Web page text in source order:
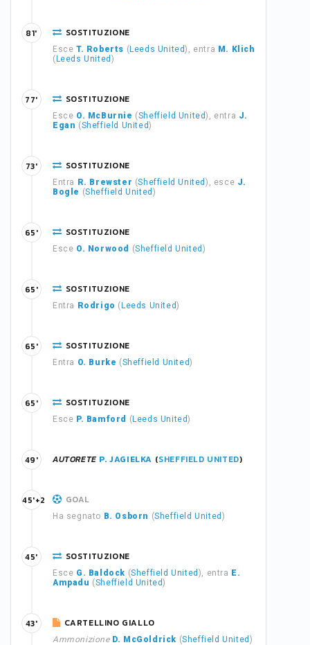
SOSTITUZIONE
Esce T. Roberts ( Leeds United), entra M. Klich
( Leeds United )
81'
SOSTITUZIONE
Esce O. McBurnie (Sheffield United), entra J.
Egan (Sheffield United)
77'
SOSTITUZIONE
Entra R. Brewster (Sheffield United), esce J.
Bogle (Sheffield United )
73'
SOSTITUZIONE
Esce O. Norwood (Sheffield United )
65'
SOSTITUZIONE
Entra Rodrigo ( Leeds United)
65'
SOSTITUZIONE
Entra O. Burke (Sheffield United)
65'
SOSTITUZIONE
Esce P. Bamford ( Leeds United)
65'
AUTORETE P. JAGIELKA (SHEFFIELD UNITED)
49'
GOAL
Ha segnato B. Osborn (Sheffield United )
45'+2
SOSTITUZIONE
Esce G. Baldock (Sheffield United ), entra E.
Ampadu (Sheffield United)
45'
CARTELLINO GIALLO
Ammonizione D. McGoldrick (Sheffield United )
43'